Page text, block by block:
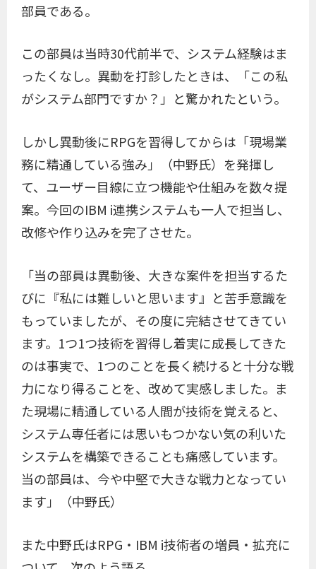
部員である。
この部員は当時30代前半で、システム経験はま
ったくなし。異動を打診したときは、「この私
がシステム部門ですか？」と驚かれたという。
しかし異動後にRPGを習得してからは「現場業
務に精通している強み」（中野氏）を発揮し
て、ユーザー目線に立つ機能や仕組みを数々提
案。今回のIBM i連携システムも一人で担当し、
改修や作り込みを完了させた。
「当の部員は異動後、大きな案件を担当するた
びに『私には難しいと思います』と苦手意識を
もっていましたが、その度に完結させてきてい
ます。1つ1つ技術を習得し着実に成長してきた
のは事実で、1つのことを長く続けると十分な戦
力になり得ることを、改めて実感しました。ま
た現場に精通している人間が技術を覚えると、
システム専任者には思いもつかない気の利いた
システムを構築できることも痛感しています。
当の部員は、今や中堅で大きな戦力となってい
ます」（中野氏）
また中野氏はRPG・IBM i技術者の増員・拡充に